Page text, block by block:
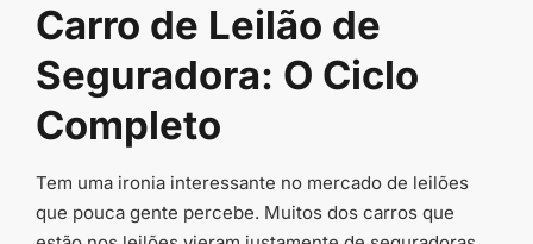
Carro de Leilão de
Seguradora: O Ciclo
Completo
Tem uma ironia interessante no mercado de leilões
que pouca gente percebe. Muitos dos carros que